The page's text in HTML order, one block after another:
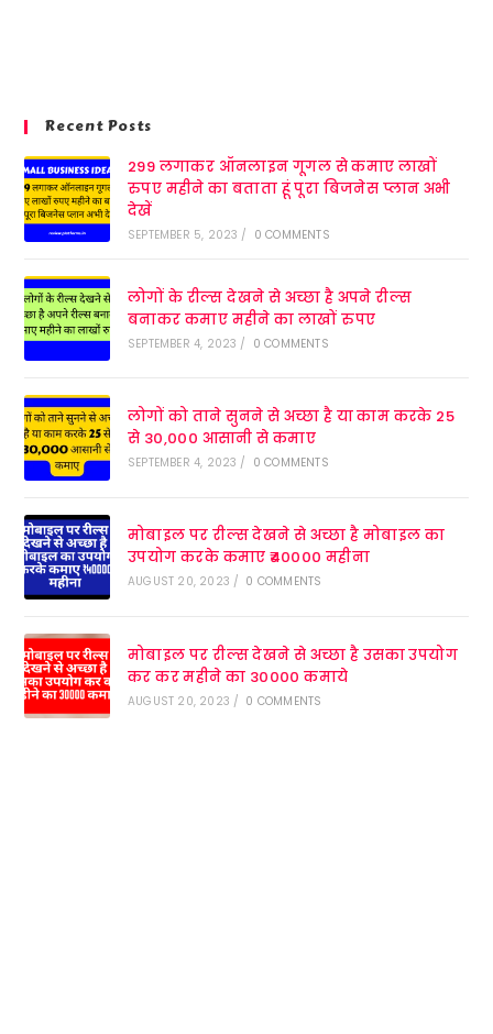
Recent Posts
299 लगाकर ऑनलाइन गूगल से कमाए लाखों
रुपए महीने का बताता हूं पूरा बिजनेस प्लान अभी
देखें
SEPTEMBER 5, 2023 / 0 COMMENTS
लोगों के रील्स देखने से अच्छा है अपने रील्स
बनाकर कमाए महीने का लाखों रुपए
SEPTEMBER 4, 2023 / 0 COMMENTS
लोगों को ताने सुनने से अच्छा है या काम करके 25
से 30,000 आसानी से कमाए
SEPTEMBER 4, 2023 / 0 COMMENTS
मोबाइल पर रील्स देखने से अच्छा है मोबाइल का
उपयोग करके कमाए ₹40000 महीना
AUGUST 20, 2023 / 0 COMMENTS
मोबाइल पर रील्स देखने से अच्छा है उसका उपयोग
कर कर महीने का 30000 कमाये
AUGUST 20, 2023 / 0 COMMENTS